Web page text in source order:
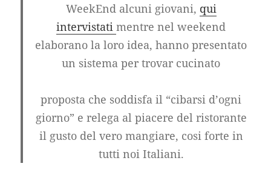
WeekEnd alcuni giovani, qui
intervistati mentre nel weekend
elaborano la loro idea, hanno presentato
un sistema per trovar cucinato
proposta che soddisfa il “cibarsi d’ogni
giorno” e relega al piacere del ristorante
il gusto del vero mangiare, cosi forte in
tutti noi Italiani.